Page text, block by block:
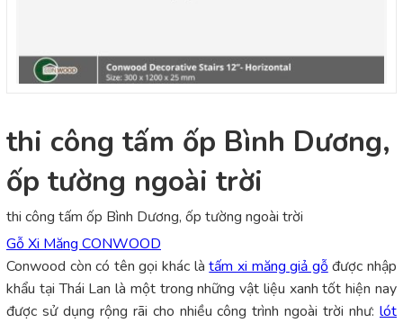
thi công tấm ốp Bình Dương,
ốp tường ngoài trời
thi công tấm ốp Bình Dương, ốp tường ngoài trời
Gỗ Xi Măng CONWOOD
Conwood còn có tên gọi khác làtấm xi măng giả gỗđược nhập
khẩu tại Thái Lan là một trong những vật liệu xanh tốt hiện nay
được sử dụng rộng rãi cho nhiều công trình ngoài trời như: lót